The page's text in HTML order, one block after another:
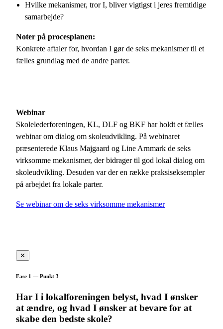
Hvilke mekanismer, tror I, bliver vigtigst i jeres fremtidige
samarbejde?
Noter på procesplanen:
Konkrete aftaler for, hvordan I gør de seks mekanismer til et
fælles grundlag med de andre parter.
Webinar
Skolelederforeningen, KL, DLF og BKF har holdt et fælles
webinar om dialog om skoleudvikling. På webinaret
præsenterede Klaus Majgaard og Line Arnmark de seks
virksomme mekanismer, der bidrager til god lokal dialog om
skoleudvikling. Desuden var der en række praksiseksempler
på arbejdet fra lokale parter.
Se webinar om de seks virksomme mekanismer
✕
Fase 1 — Punkt 3
Har I i lokalforeningen belyst, hvad I ønsker
at ændre, og hvad I ønsker at bevare for at
skabe den bedste skole?